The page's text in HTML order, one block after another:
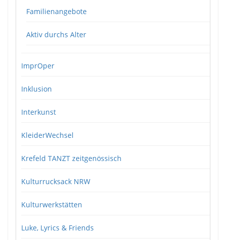
Familienangebote
Aktiv durchs Alter
ImprOper
Inklusion
Interkunst
KleiderWechsel
Krefeld TANZT zeitgenössisch
Kulturrucksack NRW
Kulturwerkstätten
Luke, Lyrics & Friends